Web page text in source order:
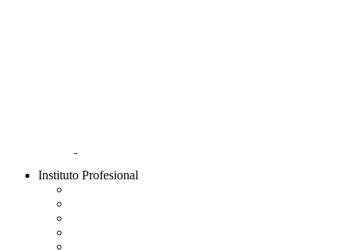
Instituto Profesional